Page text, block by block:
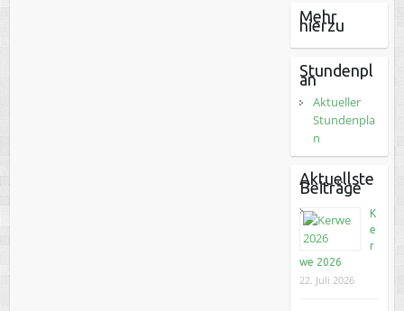
Mehr
hierzu
Stundenpl
an
Aktueller
Stundenpla
n
Aktuellste
Beiträge
K
e
r
we 2026
22. Juli 2026